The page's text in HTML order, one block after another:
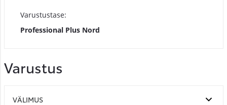
Varustustase:
Professional Plus Nord
Varustus
VÄLIMUS